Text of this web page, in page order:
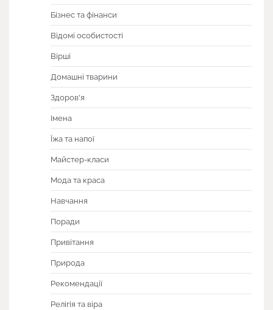
Бізнес та фінанси
Відомі особистості
Вірші
Домашні тварини
Здоров'я
Імена
Їжа та напої
Майстер-класи
Мода та краса
Навчання
Поради
Привітання
Природа
Рекомендації
Релігія та віра